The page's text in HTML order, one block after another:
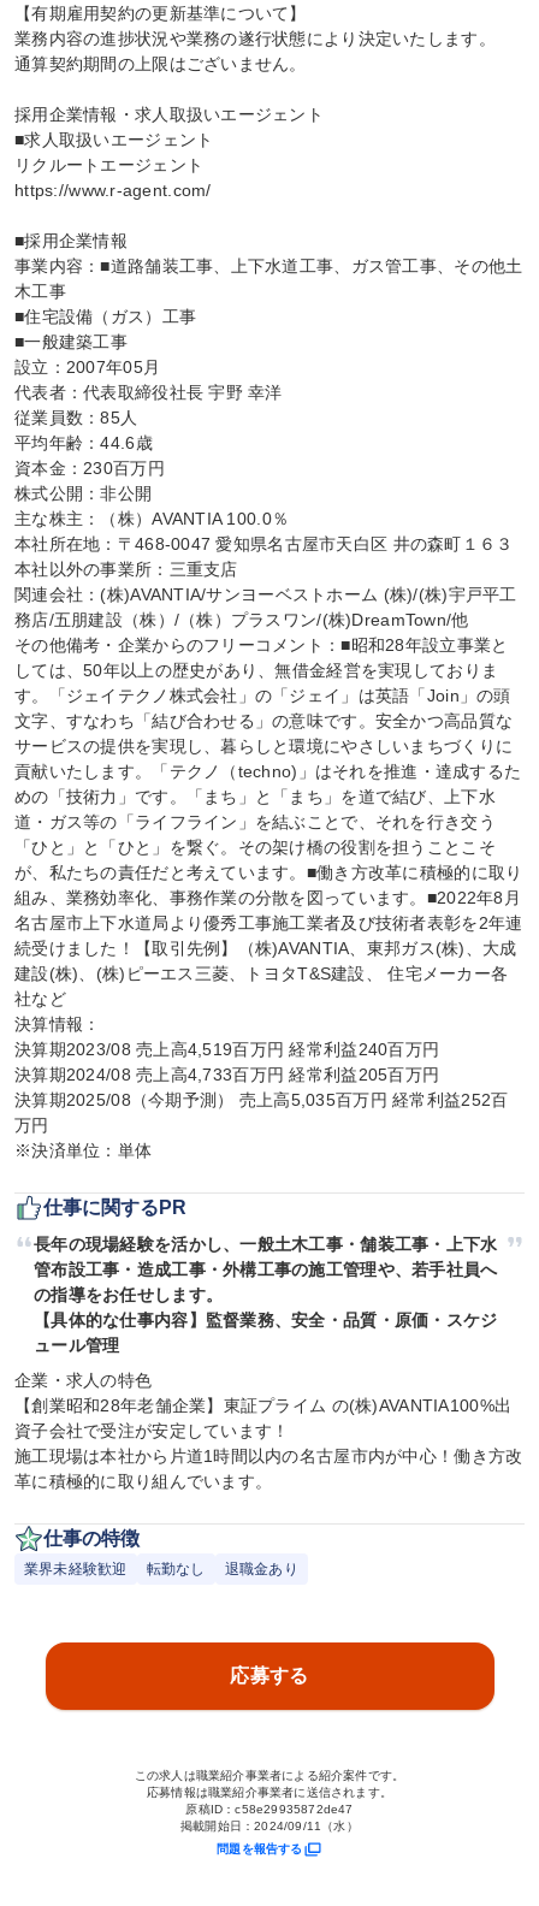
【有期雇用契約の更新基準について】
業務内容の進捗状況や業務の遂行状態により決定いたします。
通算契約期間の上限はございません。
採用企業情報・求人取扱いエージェント
■求人取扱いエージェント
リクルートエージェント
https://www.r-agent.com/
■採用企業情報
事業内容：■道路舗装工事、上下水道工事、ガス管工事、その他土
木工事
■住宅設備（ガス）工事
■一般建築工事
設立：2007年05月
代表者：代表取締役社長 宇野 幸洋
従業員数：85人
平均年齢：44.6歳
資本金：230百万円
株式公開：非公開
主な株主：（株）AVANTIA 100.0％
本社所在地：〒468-0047 愛知県名古屋市天白区 井の森町１６３
本社以外の事業所：三重支店
関連会社：(株)AVANTIA/サンヨーベストホーム (株)/(株)宇戸平工
務店/五朋建設（株）/（株）プラスワン/(株)DreamTown/他
その他備考・企業からのフリーコメント：■昭和28年設立事業と
しては、50年以上の歴史があり、無借金経営を実現しておりま
す。「ジェイテクノ株式会社」の「ジェイ」は英語「Join」の頭
文字、すなわち「結び合わせる」の意味です。安全かつ高品質な
サービスの提供を実現し、暮らしと環境にやさしいまちづくりに
貢献いたします。「テクノ（techno)」はそれを推進・達成するた
めの「技術力」です。「まち」と「まち」を道で結び、上下水
道・ガス等の「ライフライン」を結ぶことで、それを行き交う
「ひと」と「ひと」を繋ぐ。その架け橋の役割を担うことこそ
が、私たちの責任だと考えています。■働き方改革に積極的に取り
組み、業務効率化、事務作業の分散を図っています。■2022年8月
名古屋市上下水道局より優秀工事施工業者及び技術者表彰を2年連
続受けました！【取引先例】（株)AVANTIA、東邦ガス(株)、大成
建設(株)、(株)ピーエス三菱、トヨタT&S建設、 住宅メーカー各
社など
決算情報：
決算期2023/08 売上高4,519百万円 経常利益240百万円
決算期2024/08 売上高4,733百万円 経常利益205百万円
決算期2025/08（今期予測） 売上高5,035百万円 経常利益252百
万円
※決済単位：単体
仕事に関するPR
長年の現場経験を活かし、一般土木工事・舗装工事・上下水
管布設工事・造成工事・外構工事の施工管理や、若手社員へ
の指導をお任せします。
【具体的な仕事内容】監督業務、安全・品質・原価・スケジ
ュール管理
企業・求人の特色
【創業昭和28年老舗企業】東証プライム の(株)AVANTIA100%出
資子会社で受注が安定しています！
施工現場は本社から片道1時間以内の名古屋市内が中心！働き方改
革に積極的に取り組んでいます。
仕事の特徴
業界未経験歓迎 転勤なし 退職金あり
応募する
この求人は職業紹介事業者による紹介案件です。
応募情報は職業紹介事業者に送信されます。
原稿ID：c58e29935872de47
掲載開始日：2024/09/11（水）
問題を報告する